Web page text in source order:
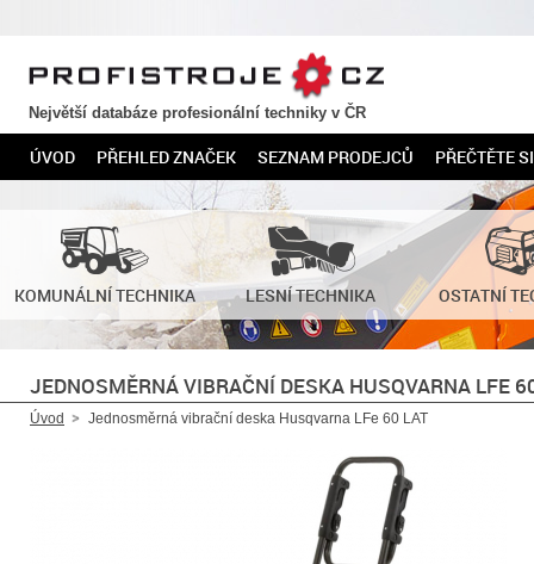
PROFISTROJE.CZ
Největší databáze profesionální techniky v ČR
ÚVOD PŘEHLED ZNAČEK SEZNAM PRODEJCŮ PŘEČTĚTE SI
KOMUNÁLNÍ TECHNIKA LESNÍ TECHNIKA OSTATNÍ
JEDNOSMĚRNÁ VIBRAČNÍ DESKA HUSQVARNA LFE
Úvod Jednosměrná vibrační deska Husqvarna LFe 60 LAT